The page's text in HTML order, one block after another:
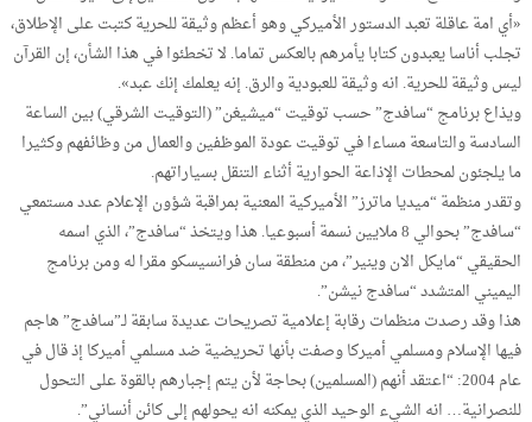
«أي امة عاقلة تعبد الدستور الأميركي وهو أعظم وثيقة للحرية كتبت على الإطلاق،
تجلب أناسا يعبدون كتابا يأمرهم بالعكس تماما. لا تخطئوا في هذا الشأن، إن القرآن
ليس وثيقة للحرية. انه وثيقة للعبودية والرق. إنه يعلمك إنك عبد».
ويذاع برنامج “سافدج” حسب توقيت “ميشيغن” (التوقيت الشرقي) بين الساعة
السادسة والتاسعة مساءا في توقيت عودة الموظفين والعمال من وظائفهم وكثيرا
ما يلجئون لمحطات الإذاعة الحوارية أثناء التنقل بسياراتهم.
وتقدر منظمة “ميديا ماترز” الأميركية المعنية بمراقبة شؤون الإعلام عدد مستمعي
“سافدج” بحوالي 8 ملايين نسمة أسبوعيا. هذا ويتخذ “سافدج”، الذي اسمه
الحقيقي “مايكل الان وينير”، من منطقة سان فرانسيسكو مقرا له ومن برنامج
اليميني المتشدد “سافدج نيشن”.
هذا وقد رصدت منظمات رقابة إعلامية تصريحات عديدة سابقة لـ”سافدج” هاجم
فيها الإسلام ومسلمي أميركا وصفت بأنها تحريضية ضد مسلمي أميركا إذ قال في
عام 2004: “اعتقد أنهم (المسلمين) بحاجة لأن يتم إجبارهم بالقوة على التحول
للنصرانية… انه الشيء الوحيد الذي يمكنه انه يحولهم إلى كائن أنساني”.